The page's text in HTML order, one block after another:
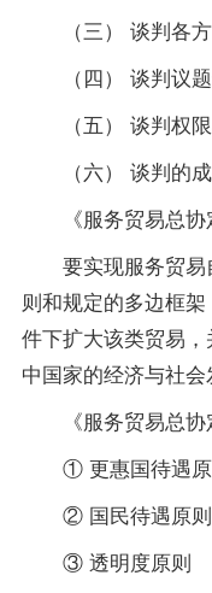
（三） 谈判各方
（四） 谈判议题
（五） 谈判权限
（六） 谈判的成
《服务贸易总协
要实现服务贸易
则和规定的多边框
件下扩大该类贸易
中国家的经济与社会
《服务贸易总协
① 更惠国待遇原
② 国民待遇原则
③ 透明度原则